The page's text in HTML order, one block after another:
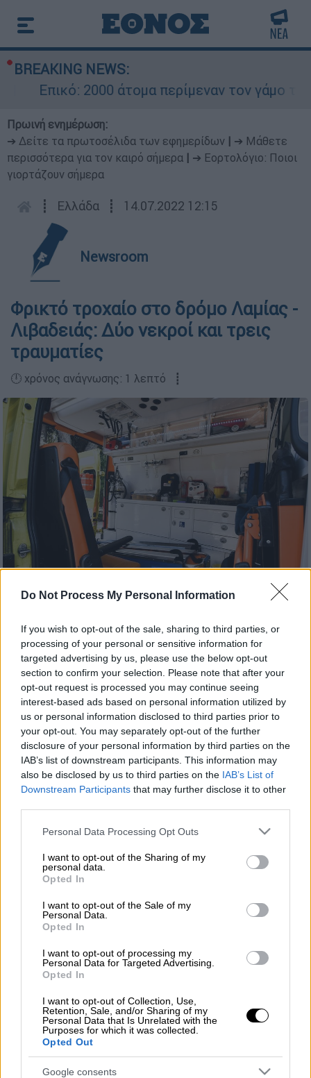
Do Not Process My Personal Information
If you wish to opt-out of the sale, sharing to third parties, or
processing of your personal or sensitive information for
targeted advertising by us, please use the below opt-out
section to confirm your selection. Please note that after your
opt-out request is processed you may continue seeing
interest-based ads based on personal information utilized by
us or personal information disclosed to third parties prior to
your opt-out. You may separately opt-out of the further
disclosure of your personal information by third parties on the
IAB’s list of downstream participants. This information may
also be disclosed by us to third parties on the IAB’s List of
Downstream Participants that may further disclose it to other
Please note that this website/app uses one or more Google
not limited to your visit or usage behaviour. You may click to
grant or deny consent to Google and its third-party tags to
use your data for below specified purposes in below Google
consent section.
Personal Data Processing Opt Outs
I want to opt-out of the Sharing of my
personal data.
Opted In
I want to opt-out of the Sale of my
Personal Data.
Opted In
I want to opt-out of processing my
Personal Data for Targeted Advertising.
Opted In
I want to opt-out of Collection, Use,
Retention, Sale, and/or Sharing of my
Personal Data that Is Unrelated with the
Purposes for which it was collected.
Opted Out
Google consents
BREAKING NEWS:
Επικό: 2000 άτομα περίμεναν τον γάμο του
Πρωινή ενημέρωση:
➔ Δείτε τα πρωτοσέλιδα των εφημερίδων
➔ Μάθετε
περισσότερα για τον καιρό σήμερα
➔ Εορτολόγιο: Ποιοι
γιορτάζουν σήμερα
┋ Ελλάδα ┋ 14.07.2022 12:15
Newsroom
Φρικτό τροχαίο στο δρόμο Λαμίας -
Λιβαδειάς: Δύο νεκροί και τρεις
τραυματίες
🕛 χρόνος ανάγνωσης: 1 λεπτό ┋
Προσθέστε το ΕΘΝΟΣ στη Google
Φρικτότροχαίομε δύο νεκρούς σημειώθηκε
στον δρόμο Λαμίας – Λιβαδειάς. Δύο νέοι
άνθρωποι σκοτώθηκαν και τρεις ακόμα τους
τραυματίστηκαν σοβαρά σε τροχαίο που
σημειώθηκε το βράδυ της Τετάρτης (13/7)
στο ύψος του Αγίου Νεκταρίου.
Αυτοκίνητο στο οποίο επέβαιναν πέντε
άτομα, εξετράπη της πορείας του και αφού
συγκρούστηκε με τα προστατευτικά κι άλλα
κατέληξε στο ποτάμι.
άνδρες 27 και 30 ετών, ενώ οι άλλοι τρεις
φίλοι τους που επέβαιναν στο αυτοκίνητο,
τραυματισμένοι στο Νοσοκομείο Λιβαδειάς.
πένθος την τοπική κοινωνία διερευνά το
Τμήμα Τροχαίας Λιβαδειάς.
ΟΛΕΣ ΟΙ ΕΙΔΗΣΕΙΣ